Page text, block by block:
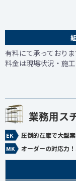
有料にて承っておりま
料金は現場状況・施
業務用ス
圧倒的在庫で大型
オーダーの対応力